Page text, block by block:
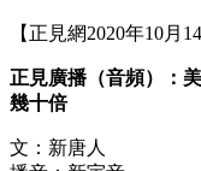
【正見網2020年10月14
正見廣播（音頻）：
幾十倍
文：新唐人